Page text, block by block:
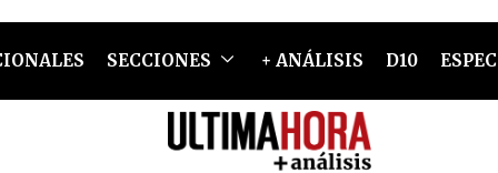
SECCIONES + ANÁLISIS D10